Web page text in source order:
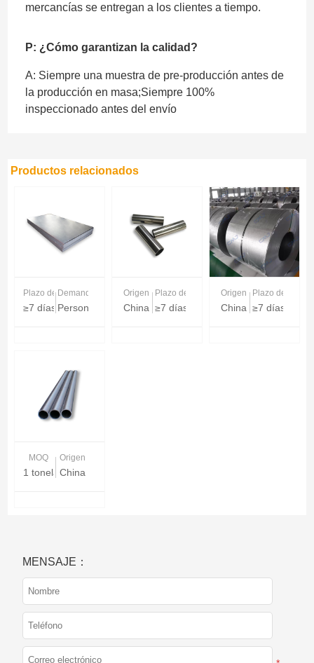
mercancías se entregan a los clientes a tiempo.
P: ¿Cómo garantizan la calidad?
A: Siempre una muestra de pre-producción antes de
la producción en masa;Siempre 100%
inspeccionado antes del envío
Productos relacionados
Plazo de entrega
≥7 días
Demanda
Personalizable
Origen
China
Plazo de entrega
≥7 días
Origen
China
Plazo de
≥7 días
MOQ
1 tonelada
Origen
China
MENSAJE：